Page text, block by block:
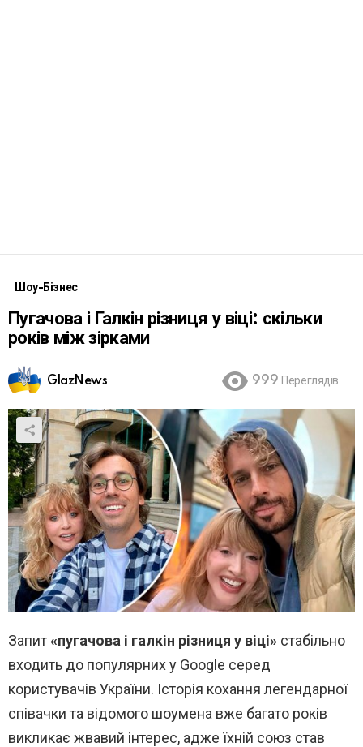
Шоу-Бізнес
Пугачова і Галкін різниця у віці: скільки
років між зірками
GlazNews 999 Переглядів
Запит«пугачова і галкін різниця у віці» стабільно
входить до популярних у Google серед
користувачів України. Історія кохання легендарної
співачки та відомого шоумена вже багато років
викликає жвавий інтерес, адже їхній союз став